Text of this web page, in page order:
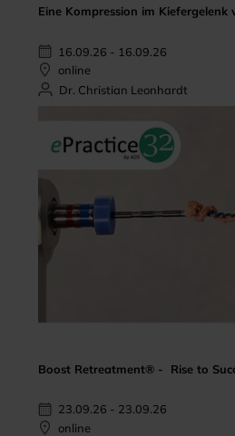
Eine Kompression im Kiefergelenk
16.09.26 - 16.09.26
online
Dr. Christian Leonhardt
Boost Retreatment® - Rise to
23.09.26 - 23.09.26
online